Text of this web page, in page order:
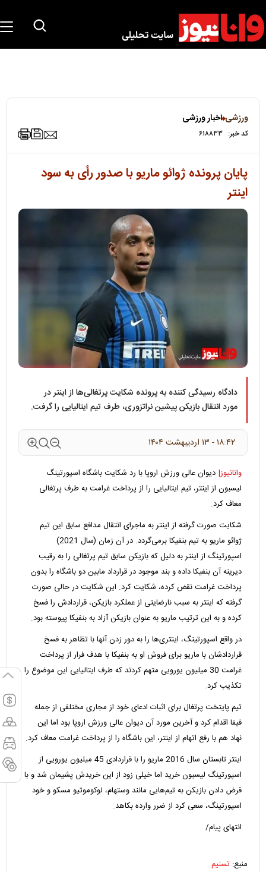
ورزشی اخبار ورزشی
کد خبر: ۶۱۸۸۳۳
پایان پرونده ژوائو ماریو با صدور رأی به سود
اینتر
دادگاه رسیدگی کننده به پرونده شکایت پرتغالی‌ها از اینتر در
مورد انتقال بازیکن پیشین نراتزوری، طرف تیم ایتالیایی را گرفت.
۱۸:۴۲ - ۱۳ ارديبهشت ۱۴۰۴
وانانیوز| دیوان عالی ورزش اروپا با رد شکایت باشگاه اسپورتینگ
لیسبون از اینتر، تیم ایتالیایی را از پرداخت غرامت به طرف پرتغالی
معاف کرد.
شکایت صورت گرفته از اینتر به ماجرای انتقال مدافع سابق این تیم
ژوائو ماریو به تیم بنفیکا برمی‌گردد. در آن زمان (سال 2021)
اسپورتینگ از اینتر به دلیل که بازیکن سابق تیم پرتغالی را به رقیب
دیرینه آن بنفیکا داده و بند موجود در قرارداد مابین دو باشگاه را بدون
پرداخت غرامت نقض کرده، شکایت کرد. این شکایت در حالی صورت
گرفته که اینتر به سبب نارضایتی از عملکرد بازیکن، قراردادش را فسخ
کرده و به این ترتیب ماریو به عنوان بازیکن آزاد به بنفیکا پیوسته بود.
در واقع اسپورتینگ، اینتری‌ها را به دور زدن آنها با تظاهر به فسخ
قراردادشان با ماریو برای فروش او به بنفیکا با هدف فرار از پرداخت
غرامت 30 میلیون یورویی متهم کردند که طرف ایتالیایی این موضوع را
تکذیب کرد.
تیم پایتخت پرتغال برای اثبات ادعای خود از مجاری مختلفی از جمله
فیفا اقدام کرد و آخرین مورد آن دیوان عالی ورزش اروپا بود اما این
نهاد هم با رفع اتهام از اینتر، این باشگاه را از پرداخت غرامت معاف کرد.
اینتر تابستان سال 2016 ماریو را با قراردادی 45 میلیون یورویی از
اسپورتینگ لیسبون خرید اما خیلی زود از این خریدش پشیمان شد و با
قرض دادن بازیکن به تیم‌هایی مانند وستهام، لوکوموتیو مسکو و خود
اسپورتینگ، سعی کرد از ضرر وارده بکاهد.
انتهای پیام/
منبع: تسنیم